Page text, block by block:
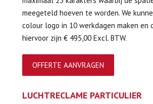
meegeteld hoeven te worden. We
colour logo in 10 werkdagen maken en
hiervoor zijn € 495,00 Excl. BTW.
OFFERTE AANVRAGEN
LUCHTRECLAME PARTICULIER